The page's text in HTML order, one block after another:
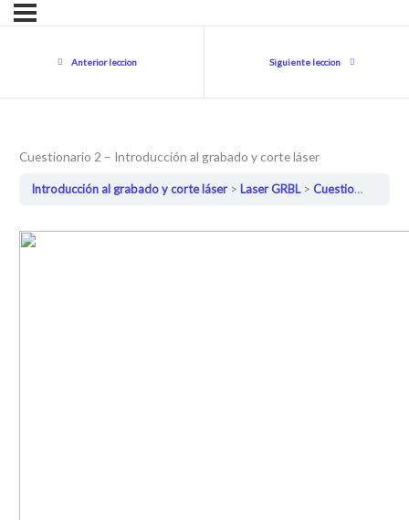
Anterior leccion Siguiente leccion
Cuestionario 2 – Introducción al grabado y corte láser
Introducción al grabado y corte láser Laser GRBL Cuestionario 2 – Introducción al grabado y corte láser